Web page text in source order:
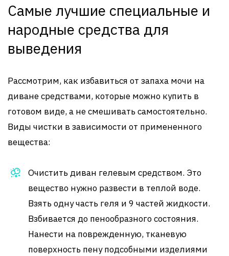
Самые лучшие специальные и
народные средства для
выведения
Рассмотрим, как избавиться от запаха мочи на
диване средствами, которые можно купить в
готовом виде, а не смешивать самостоятельно.
Виды чистки в зависимости от примененного
вещества:
Очистить диван гелевым средством. Это
вещество нужно развести в теплой воде.
Взять одну часть геля и 9 частей жидкости.
Взбивается до пенообразного состояния.
Нанести на поврежденную, тканевую
поверхность пену подсобными изделиями